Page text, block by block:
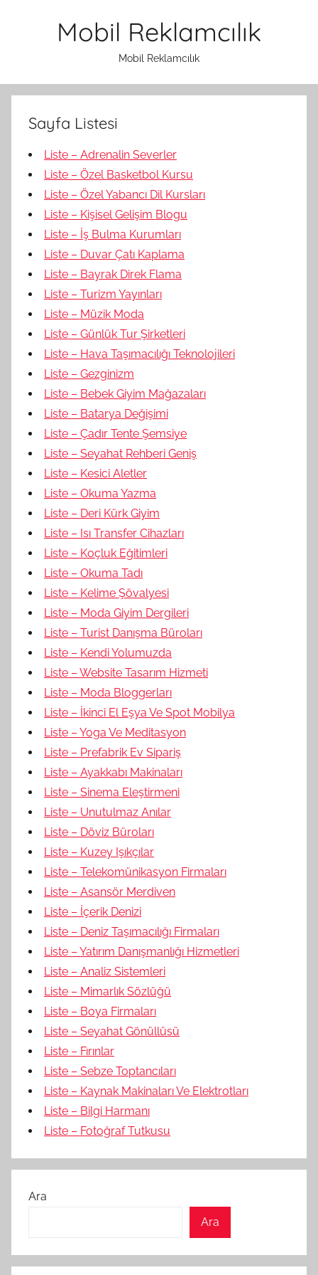
Mobil Reklamcılık
Mobil Reklamcılık
Sayfa Listesi
Liste – Adrenalin Severler
Liste – Özel Basketbol Kursu
Liste – Özel Yabancı Dil Kursları
Liste – Kişisel Gelişim Blogu
Liste – İş Bulma Kurumları
Liste – Duvar Çatı Kaplama
Liste – Bayrak Direk Flama
Liste – Turizm Yayınları
Liste – Müzik Moda
Liste – Günlük Tur Şirketleri
Liste – Hava Taşımacılığı Teknolojileri
Liste – Gezginizm
Liste – Bebek Giyim Mağazaları
Liste – Batarya Değişimi
Liste – Çadır Tente Şemsiye
Liste – Seyahat Rehberi Geniş
Liste – Kesici Aletler
Liste – Okuma Yazma
Liste – Deri Kürk Giyim
Liste – Isı Transfer Cihazları
Liste – Koçluk Eğitimleri
Liste – Okuma Tadı
Liste – Kelime Şövalyesi
Liste – Moda Giyim Dergileri
Liste – Turist Danışma Büroları
Liste – Kendi Yolumuzda
Liste – Website Tasarım Hizmeti
Liste – Moda Bloggerları
Liste – İkinci El Eşya Ve Spot Mobilya
Liste – Yoga Ve Meditasyon
Liste – Prefabrik Ev Sipariş
Liste – Ayakkabı Makinaları
Liste – Sinema Eleştirmeni
Liste – Unutulmaz Anılar
Liste – Döviz Büroları
Liste – Kuzey Işıkçılar
Liste – Telekomünikasyon Firmaları
Liste – Asansör Merdiven
Liste – İçerik Denizi
Liste – Deniz Taşımacılığı Firmaları
Liste – Yatırım Danışmanlığı Hizmetleri
Liste – Analiz Sistemleri
Liste – Mimarlık Sözlüğü
Liste – Boya Firmaları
Liste – Seyahat Gönüllüsü
Liste – Fırınlar
Liste – Sebze Toptancıları
Liste – Kaynak Makinaları Ve Elektrotları
Liste – Bilgi Harmanı
Liste – Fotoğraf Tutkusu
Ara
Ara